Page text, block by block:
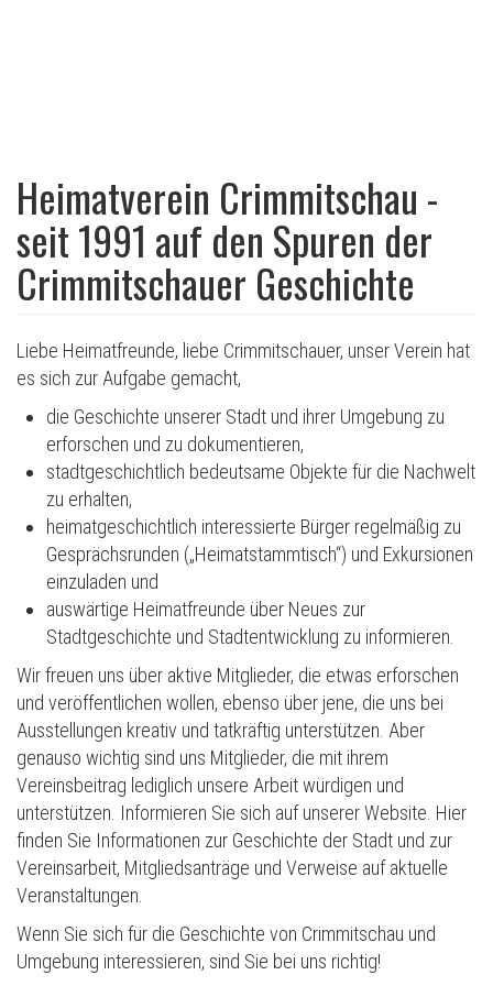
Heimatverein Crimmitschau -
seit 1991 auf den Spuren der
Crimmitschauer Geschichte
Liebe Heimatfreunde, liebe Crimmitschauer, unser Verein hat
es sich zur Aufgabe gemacht,
die Geschichte unserer Stadt und ihrer Umgebung zu
erforschen und zu dokumentieren,
stadtgeschichtlich bedeutsame Objekte für die Nachwelt
zu erhalten,
heimatgeschichtlich interessierte Bürger regelmäßig zu
Gesprächsrunden („Heimatstammtisch“) und Exkursionen
einzuladen und
auswärtige Heimatfreunde über Neues zur
Stadtgeschichte und Stadtentwicklung zu informieren.
Wir freuen uns über aktive Mitglieder, die etwas erforschen
und veröffentlichen wollen, ebenso über jene, die uns bei
Ausstellungen kreativ und tatkräftig unterstützen. Aber
genauso wichtig sind uns Mitglieder, die mit ihrem
Vereinsbeitrag lediglich unsere Arbeit würdigen und
unterstützen. Informieren Sie sich auf unserer Website. Hier
finden Sie Informationen zur Geschichte der Stadt und zur
Vereinsarbeit, Mitgliedsanträge und Verweise auf aktuelle
Veranstaltungen.
Wenn Sie sich für die Geschichte von Crimmitschau und
Umgebung interessieren, sind Sie bei uns richtig!